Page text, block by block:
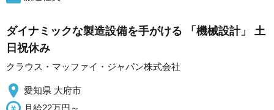
ダイナミックな製造設備を手がける 「機械設計」 土
日祝休み
クラウス・マッファイ・ジャパン株式会社
愛知県 大府市
月給22万円～